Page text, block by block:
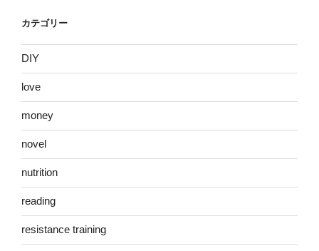
カテゴリー
DIY
love
money
novel
nutrition
reading
resistance training